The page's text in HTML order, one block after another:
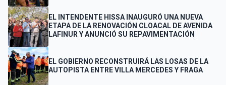
EL INTENDENTE HISSA INAUGURÓ UNA NUEVA
ETAPA DE LA RENOVACIÓN CLOACAL DE AVENIDA
LAFINUR Y ANUNCIÓ SU REPAVIMENTACIÓN
EL GOBIERNO RECONSTRUIRÁ LAS LOSAS DE LA
AUTOPISTA ENTRE VILLA MERCEDES Y FRAGA